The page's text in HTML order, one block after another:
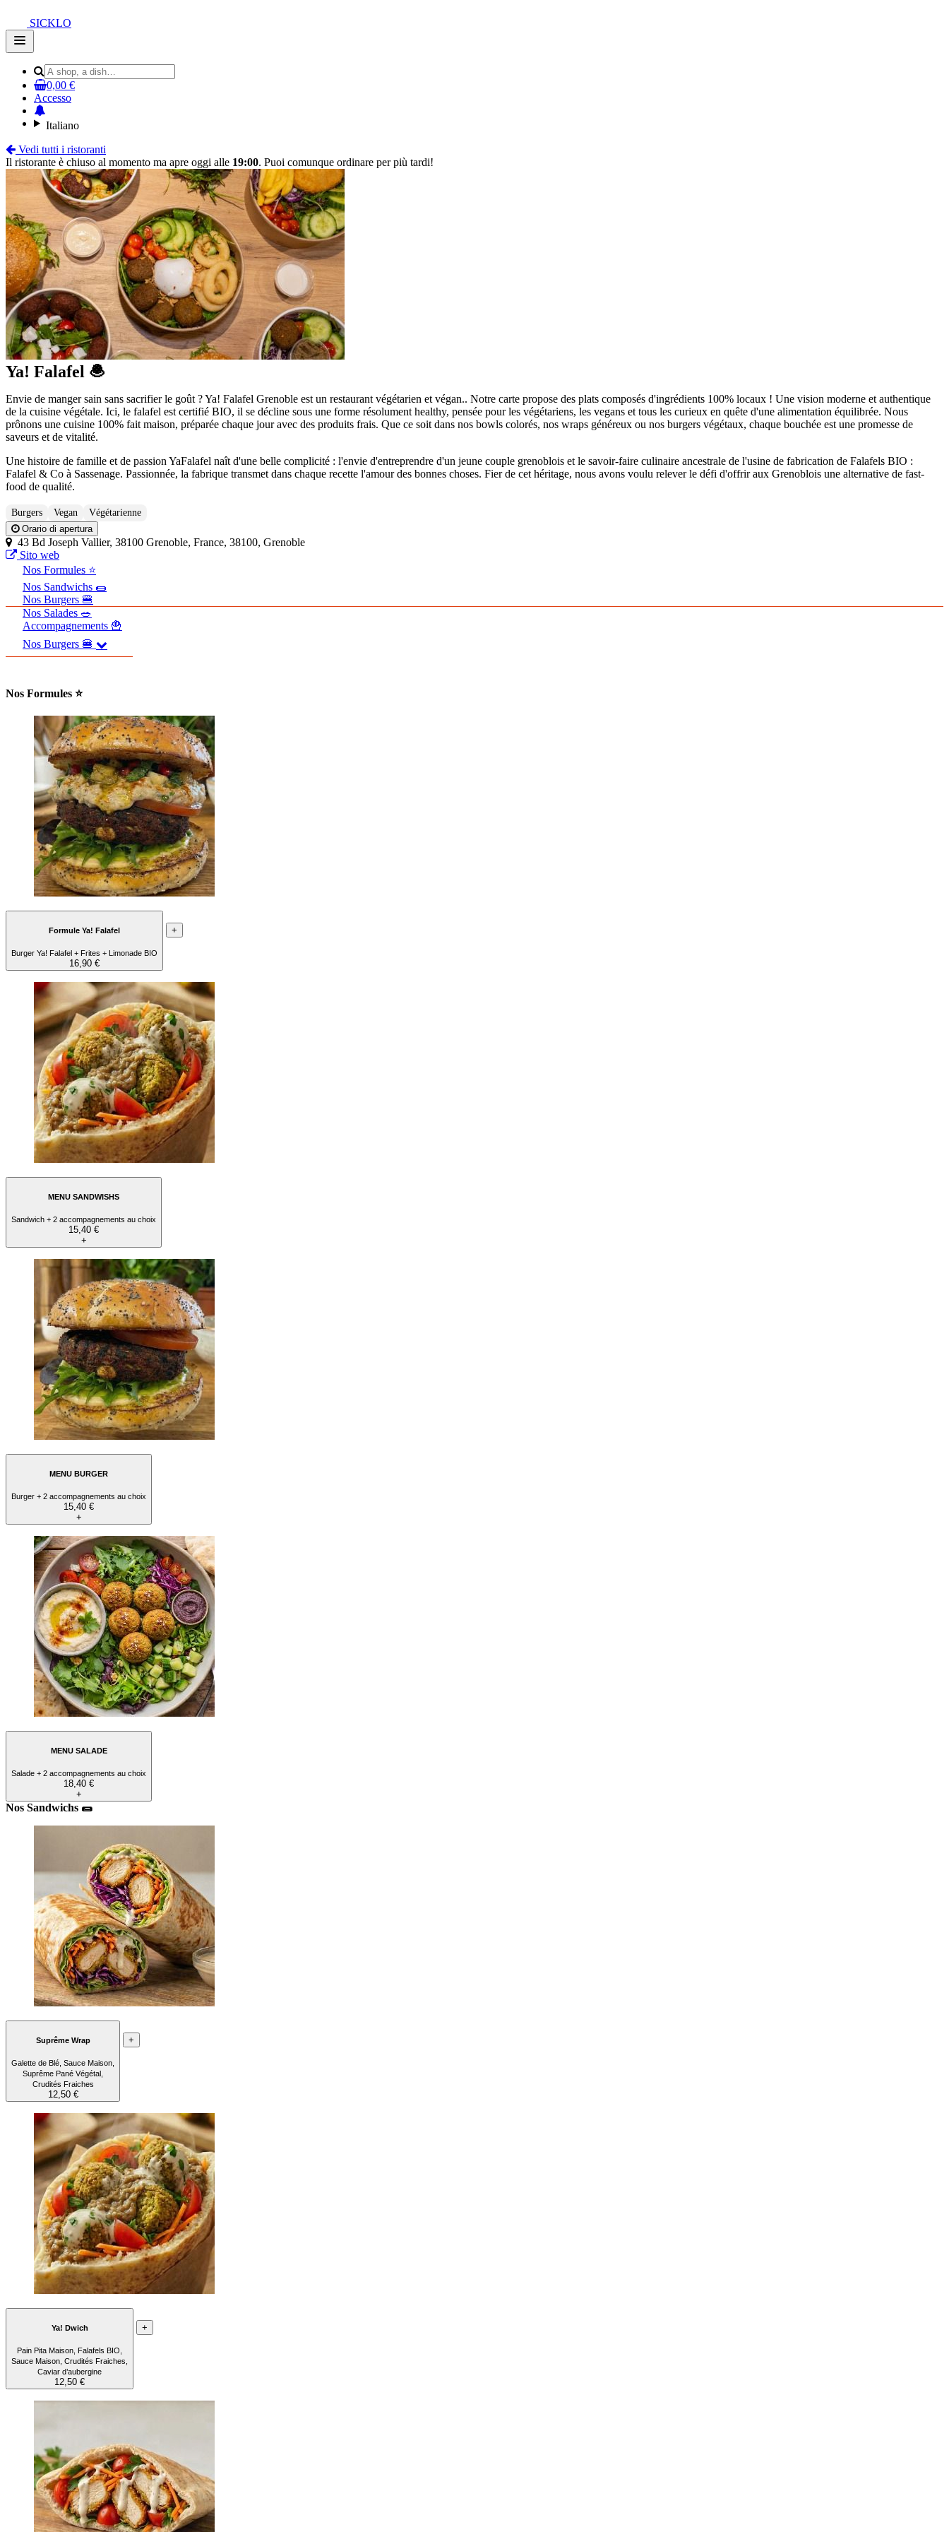
SICKLO
Open
main
0,00 €
Accesso
Italiano
Vedi tutti i ristoranti
Il ristorante è chiuso al momento ma apre oggi alle 19:00. Puoi comunque ordinare per più tardi!
Ya! Falafel 🧆
Envie de manger sain sans sacrifier le goût ? Ya! Falafel Grenoble est un restaurant végétarien et végan.. Notre carte propose des plats composés d'ingrédients 100% locaux ! Une vision moderne et authentique
de la cuisine végétale. Ici, le falafel est certifié BIO, il se décline sous une forme résolument healthy, pensée pour les végétariens, les vegans et tous les curieux en quête d'une alimentation équilibrée. Nous
prônons une cuisine 100% fait maison, préparée chaque jour avec des produits frais. Que ce soit dans nos bowls colorés, nos wraps généreux ou nos burgers végétaux, chaque bouchée est une promesse de
saveurs et de vitalité.
Une histoire de famille et de passion YaFalafel naît d'une belle complicité : l'envie d'entreprendre d'un jeune couple grenoblois et le savoir-faire culinaire ancestrale de l'usine de fabrication de Falafels BIO :
Falafel & Co à Sassenage. Passionnée, la fabrique transmet dans chaque recette l'amour des bonnes choses. Fier de cet héritage, nous avons voulu relever le défi d'offrir aux Grenoblois une alternative de fast-
food de qualité.
Burgers Vegan
Végétarienne
Orario di apertura
43 Bd Joseph Vallier, 38100 Grenoble, France, 38100, Grenoble
Sito web
Nos Formules ⭐
Nos Sandwichs 🌯
Nos Burgers 🍔
Nos Salades 🥗
Accompagnements 🍟
Nos Burgers 🍔
Nos Formules ⭐
Formule Ya! Falafel
Burger Ya! Falafel + Frites + Limonade BIO
16,90 €
+
MENU SANDWISHS
Sandwich + 2 accompagnements au choix
15,40 €
+
MENU BURGER
Burger + 2 accompagnements au choix
15,40 €
+
MENU SALADE
Salade + 2 accompagnements au choix
18,40 €
+
Nos Sandwichs 🌯
Suprême Wrap
Galette de Blé, Sauce Maison,
Suprême Pané Végétal,
Crudités Fraiches
12,50 €
+
Ya! Dwich
Pain Pita Maison, Falafels BIO,
Sauce Maison, Crudités Fraiches,
Caviar d’aubergine
12,50 €
+